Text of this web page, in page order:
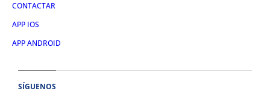
CONTACTAR
APP IOS
APP ANDROID
SÍGUENOS